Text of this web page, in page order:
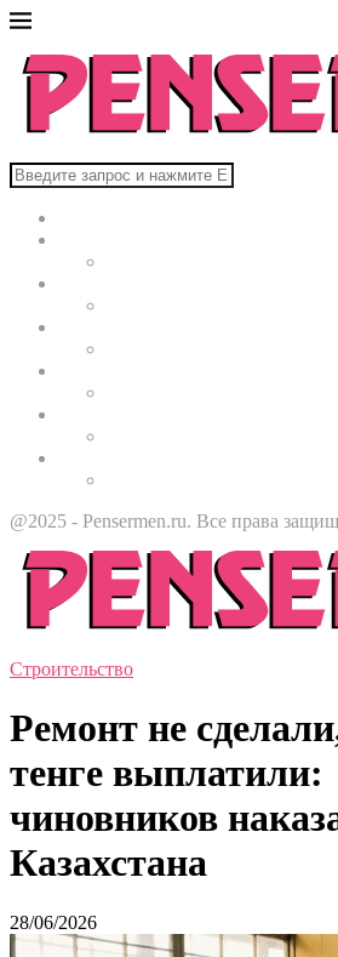
@2025 - Pensermen.ru. Все права
Строительство
Ремонт не
тенге выплатили:
чиновников
Казахстана
28/06/2026